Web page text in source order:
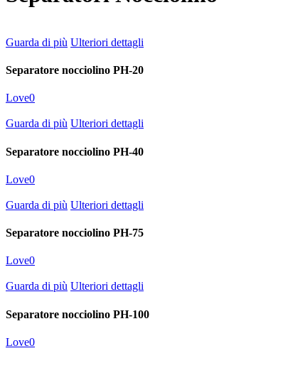
Guarda di più Ulteriori dettagli
Separatore nocciolino PH-20
Love0
Guarda di più Ulteriori dettagli
Separatore nocciolino PH-40
Love0
Guarda di più Ulteriori dettagli
Separatore nocciolino PH-75
Love0
Guarda di più Ulteriori dettagli
Separatore nocciolino PH-100
Love0